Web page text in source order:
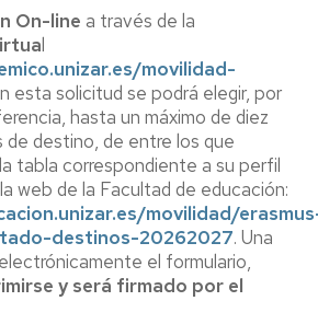
On-line a través de la
l
movilidad-
esta solicitud se podrá elegir, por
hasta un máximo de diez
de destino, de entre los que
tabla correspondiente a su perfil
web de la Facultad de educación:
movilidad/
destinos-20262027. Una
el formulario,
y será firmado por el